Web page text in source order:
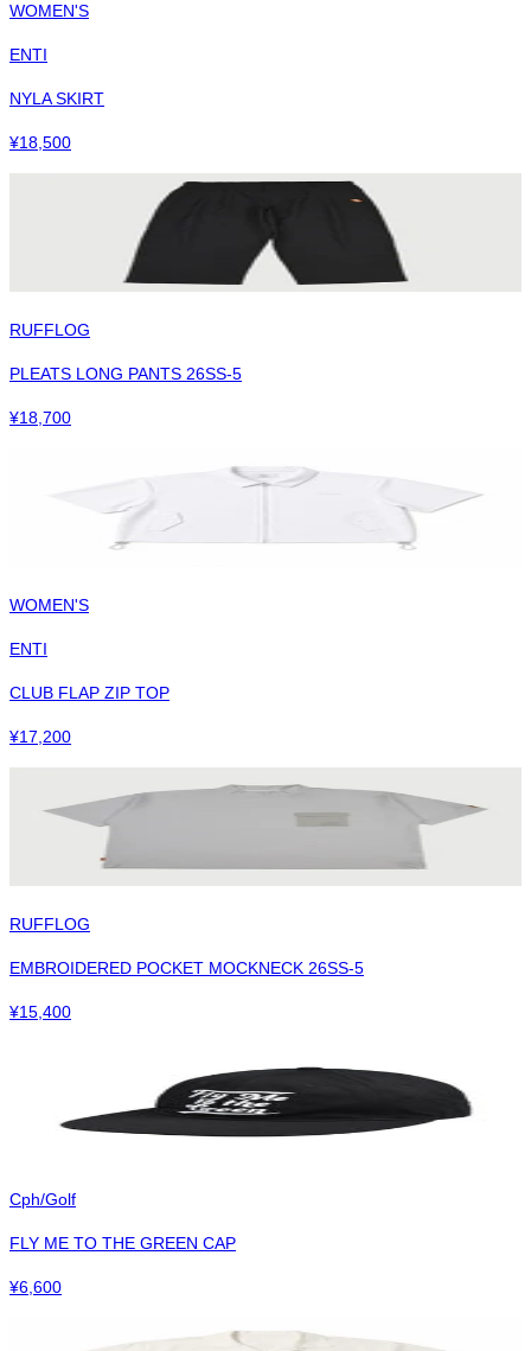
WOMEN'S
ENTI
NYLA SKIRT
¥18,500
RUFFLOG
PLEATS LONG PANTS 26SS-5
¥18,700
WOMEN'S
ENTI
CLUB FLAP ZIP TOP
¥17,200
RUFFLOG
EMBROIDERED POCKET MOCKNECK 26SS-5
¥15,400
Cph/Golf
FLY ME TO THE GREEN CAP
¥6,600